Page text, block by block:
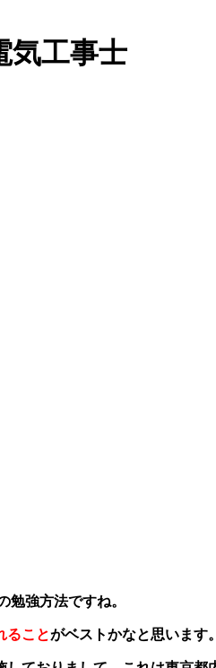
気工事士
勉強方法ですね。
ることがベストかなと思います。